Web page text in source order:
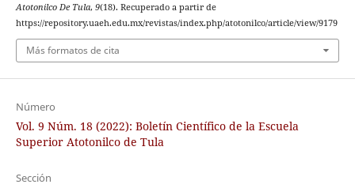
Atotonilco De Tula, 9(18). Recuperado a partir de
https://repository.uaeh.edu.mx/revistas/index.php/atotonilco/article/view/9179
Más formatos de cita
Número
Vol. 9 Núm. 18 (2022): Boletín Científico de la Escuela
Superior Atotonilco de Tula
Sección